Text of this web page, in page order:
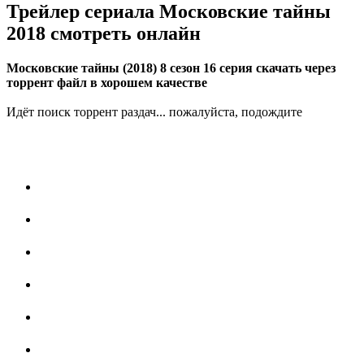
Трейлер сериала Московские тайны
2018 смотреть онлайн
Московские тайны (2018) 8 сезон 16 серия скачать через
торрент файл в хорошем качестве
Идёт поиск торрент раздач... пожалуйста, подождите